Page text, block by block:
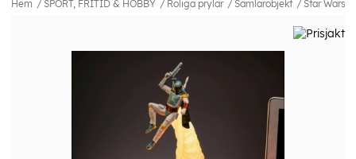
Hem SPORT, FRITID & HOBBY Roliga prylar Samlarobjekt Star Wars